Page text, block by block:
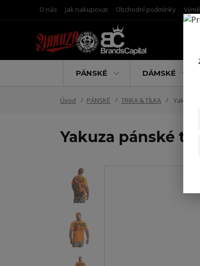
O nás Jak nakupovat Obchodní podmínky
PÁNSKÉ DÁMSKÉ
Úvod PÁNSKÉ TRIKA & TÍLKA Yakuza
Yakuza pánské